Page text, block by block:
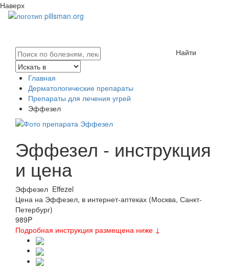
Наверх
Найти
Главная
Дерматологические препараты
Препараты для лечения угрей
Эффезел
Эффезел - инструкция
и цена
Эффезел Effezel
Цена на Эффезел, в интернет-аптеках (Москва, Санкт-
Петербург)
989P
Подробная инструкция размещена ниже ↓